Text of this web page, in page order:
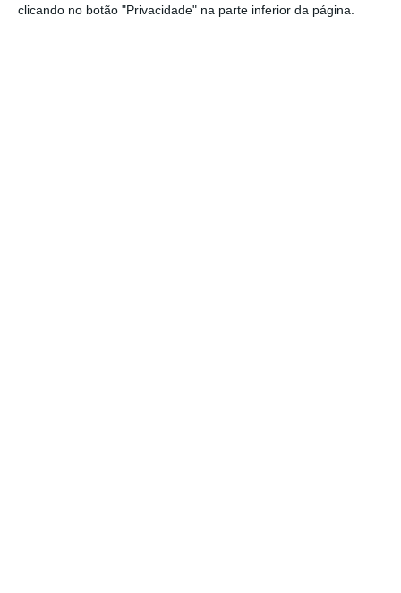
clicando no botão "Privacidade" na parte inferior da página.
Esta assinatura é uma forma de apoiar